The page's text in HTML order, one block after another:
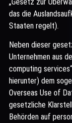
das die
Staaten regelt).
Neben dieser
Unternehmen aus
computing
hierunter) dem
Overseas Use of
gesetzliche
Behörden auf